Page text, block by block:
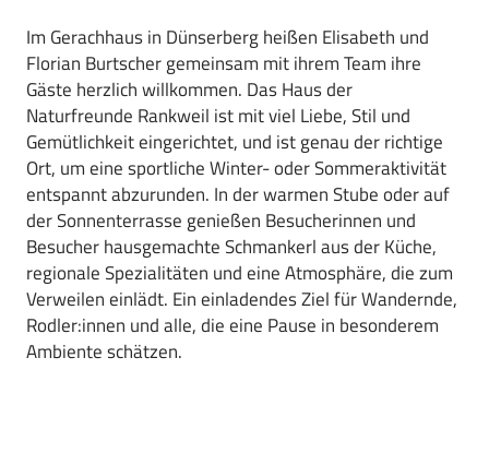
Im Gerachhaus in Dünserberg heißen Elisabeth und
Florian Burtscher gemeinsam mit ihrem Team ihre
Gäste herzlich willkommen. Das Haus der
Naturfreunde Rankweil ist mit viel Liebe, Stil und
Gemütlichkeit eingerichtet, und ist genau der richtige
Ort, um eine sportliche Winter- oder Sommeraktivität
entspannt abzurunden. In der warmen Stube oder auf
der Sonnenterrasse genießen Besucherinnen und
Besucher hausgemachte Schmankerl aus der Küche,
regionale Spezialitäten und eine Atmosphäre, die zum
Verweilen einlädt. Ein einladendes Ziel für Wandernde,
Rodler:innen und alle, die eine Pause in besonderem
Ambiente schätzen.